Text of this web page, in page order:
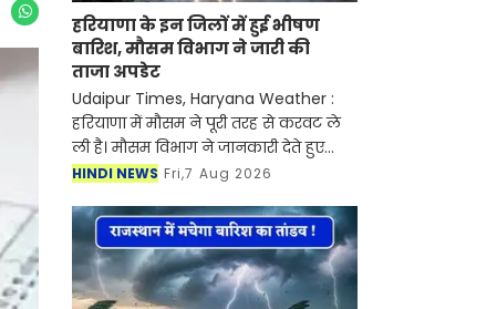
हरियाणा के इन जिलों में हुई भीषण
बारिश, मौसम विभाग ने जारी की
ताजा अपडेट
Udaipur Times, Haryana Weather :
हरियाणा में मौसम ने पूरी तरह से करवट ले
ली है। मौसम विभाग ने जानकारी देते हुए
बताया की प्रदेश में मानसून एक बार फिर
रेवाड़ी, फ
HINDI NEWS Fri,7 Aug 2026